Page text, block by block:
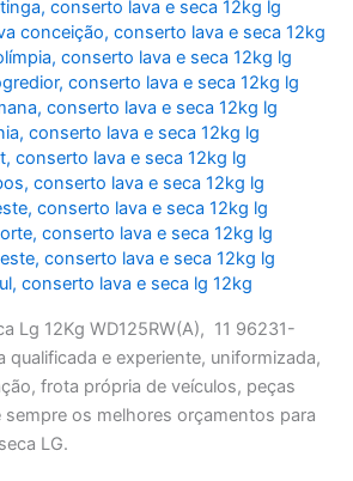
,conserto lava e seca 12kg lg
conceição,conserto lava e seca 12kg
,conserto lava e seca 12kg lg
,conserto lava e seca 12kg lg
,conserto lava e seca 12kg lg
,conserto lava e seca 12kg lg
,conserto lava e seca 12kg lg
,conserto lava e seca 12kg lg
,conserto lava e seca 12kg lg
,conserto lava e seca 12kg lg
,conserto lava e seca 12kg lg
,conserto lava e seca lg 12kg
Lg 12Kg WD125RW(A), 11 96231-
qualificada e experiente, uniformizada,
frota própria de veículos, peças
sempre os melhores orçamentos para
LG.